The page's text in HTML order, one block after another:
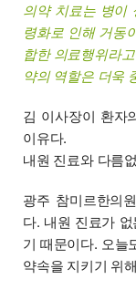
의약 치료는 병이
령화로 인해 거동
합한 의료행위라
약의 역할은 더욱
김 이사장이 환자
이유다.
내원 진료와 다름
광주 참미르한의
다. 내원 진료가
기 때문이다. 오늘
약속을 지키기 위